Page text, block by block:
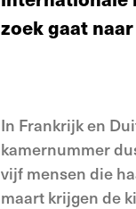
zoek gaat
In Frankrijk en
kamernummer
vijf mensen die
maart krijgen de